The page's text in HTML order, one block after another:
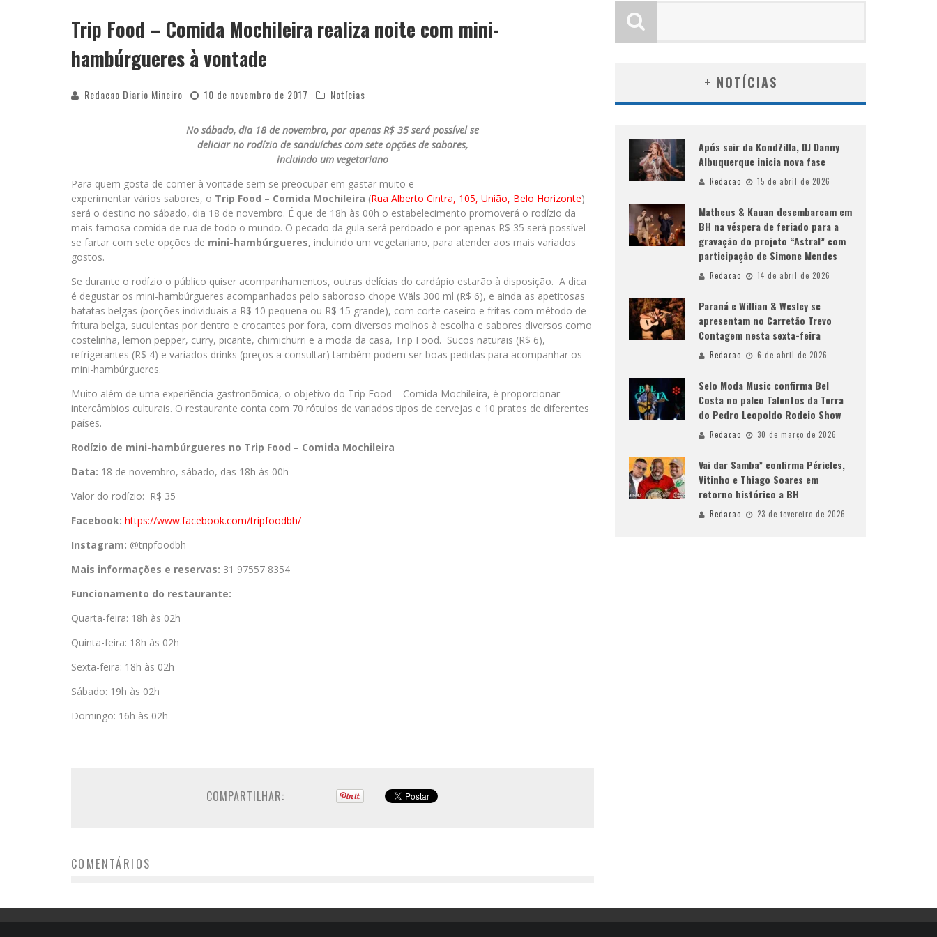
APÓS SAIR DA KONDZILLA, DJ DANNY ALBUQUERQUE INICIA NOVA FASE
Trip Food – Comida Mochileira realiza noite com mini-
hambúrgueres à vontade
Redacao Diario Mineiro 10 de novembro de 2017 Notícias
No sábado, dia 18 de novembro, por apenas R$ 35 será possível se
deliciar no rodízio de sanduíches com sete opções de sabores,
incluindo um vegetariano
Para quem gosta de comer à vontade sem se preocupar em gastar muito e
experimentar vários sabores, o Trip Food – Comida Mochileira (Rua Alberto Cintra, 105, União, Belo Horizonte)
será o destino no sábado, dia 18 de novembro. É que de 18h às 00h o estabelecimento promoverá o rodízio da
mais famosa comida de rua de todo o mundo. O pecado da gula será perdoado e por apenas R$ 35 será possível
se fartar com sete opções de mini-hambúrgueres, incluindo um vegetariano, para atender aos mais variados
gostos.
Se durante o rodízio o público quiser acompanhamentos, outras delícias do cardápio estarão à disposição. A dica
é degustar os mini-hambúrgueres acompanhados pelo saboroso chope Wäls 300 ml (R$ 6), e ainda as apetitosas
batatas belgas (porções individuais a R$ 10 pequena ou R$ 15 grande), com corte caseiro e fritas com método de
fritura belga, suculentas por dentro e crocantes por fora, com diversos molhos à escolha e sabores diversos como
costelinha, lemon pepper, curry, picante, chimichurri e a moda da casa, Trip Food. Sucos naturais (R$ 6),
refrigerantes (R$ 4) e variados drinks (preços a consultar) também podem ser boas pedidas para acompanhar os
mini-hambúrgueres.
Muito além de uma experiência gastronômica, o objetivo do Trip Food – Comida Mochileira, é proporcionar
intercâmbios culturais. O restaurante conta com 70 rótulos de variados tipos de cervejas e 10 pratos de diferentes
países.
Rodízio de mini-hambúrgueres no Trip Food – Comida Mochileira
Data: 18 de novembro, sábado, das 18h às 00h
Valor do rodízio: R$ 35
Facebook: https://www.facebook.com/tripfoodbh/
Instagram: @tripfoodbh
Mais informações e reservas: 31 97557 8354
Funcionamento do restaurante:
Quarta-feira: 18h às 02h
Quinta-feira: 18h às 02h
Sexta-feira: 18h às 02h
Sábado: 19h às 02h
Domingo: 16h às 02h
COMPARTILHAR:
COMENTÁRIOS
+ NOTÍCIAS
Após sair da KondZilla, DJ Danny
Albuquerque inicia nova fase
Redacao 15 de abril de 2026
Matheus & Kauan desembarcam em
BH na véspera de feriado para a
gravação do projeto “Astral” com
participação de Simone Mendes
Redacao 14 de abril de 2026
Paraná e Willian & Wesley se
apresentam no Carretão Trevo
Contagem nesta sexta-feira
Redacao 6 de abril de 2026
Selo Moda Music confirma Bel
Costa no palco Talentos da Terra
do Pedro Leopoldo Rodeio Show
Redacao 30 de março de 2026
Vai dar Samba” confirma Péricles,
Vitinho e Thiago Soares em
retorno histórico a BH
Redacao 23 de fevereiro de 2026